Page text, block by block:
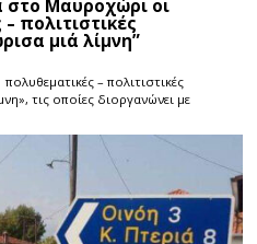
στο Μαυροχώρι οι
πολιτιστικές
μιά λίμνη”
– πολιτιστικές
τις οποίες διοργανώνει με